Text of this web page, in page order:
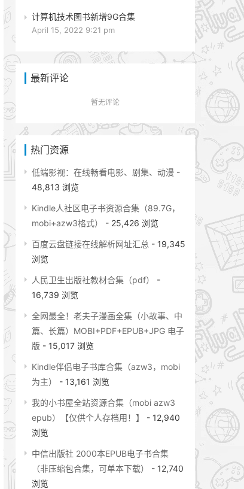
计算机技术图书新增9G合集
April 15, 2022 9:21 pm
最新评论
暂无评论
热门资源
低端影视：在线畅看电影、剧集、动漫 -
48,813 浏览
Kindle人社区电子书资源合集（89.7G，
mobi+azw3格式）
- 25,426 浏览
百度云盘链接在线解析网址汇总 - 19,345
浏览
人民卫生出版社教材合集（pdf）
-
16,739 浏览
全网最全！老夫子漫画全集（小故事、中
篇、长篇）MOBI+PDF+EPUB+JPG 电子
版 - 15,017 浏览
Kindle伴侣电子书库合集（azw3，mobi
为主）
- 13,161 浏览
我的小书屋全站资源合集（mobi azw3
epub）【仅供个人存档用！】
- 12,940
浏览
中信出版社 2000本EPUB电子书合集
（非压缩包合集，可单本下载）
- 12,740
浏览